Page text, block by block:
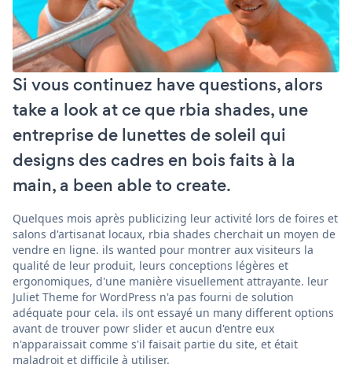
Si vous continuez have questions, alors
take a look at ce que rbia shades, une
entreprise de lunettes de soleil qui
designs des cadres en bois faits à la
main, a been able to create.
Quelques mois après publicizing leur activité lors de foires et
salons d'artisanat locaux, rbia shades cherchait un moyen de
vendre en ligne. ils wanted pour montrer aux visiteurs la
qualité de leur produit, leurs conceptions légères et
ergonomiques, d'une manière visuellement attrayante. leur
Juliet Theme for WordPress n'a pas fourni de solution
adéquate pour cela. ils ont essayé un many different options
avant de trouver powr slider et aucun d'entre eux
n'apparaissait comme s'il faisait partie du site, et était
maladroit et difficile à utiliser.